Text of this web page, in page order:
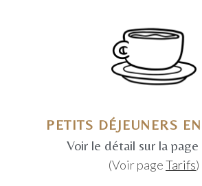
PETITS DÉJEUNERS
Voir le détail sur la page
(Voir pageTarifs)